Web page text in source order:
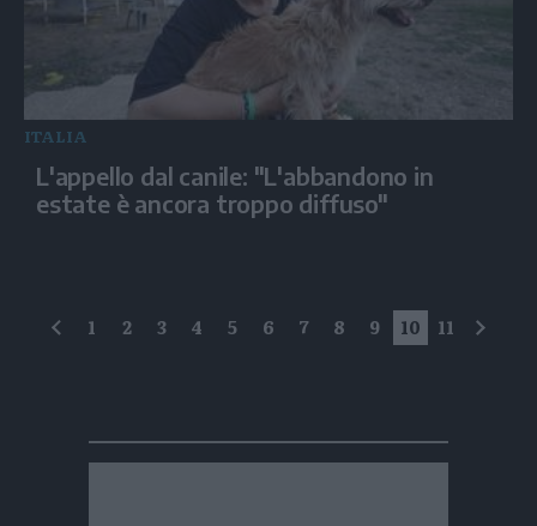
ITALIA
L'appello dal canile: "L'abbandono in
estate è ancora troppo diffuso"
precedente
1 2 3 4 5 6 7 8 9 10 11